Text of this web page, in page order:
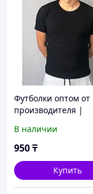
Футболки оптом от
производителя |
под нанесение |
футболки
В наличии
950₸
Купить